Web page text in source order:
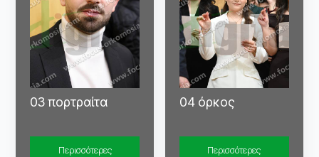
03 πορτραίτα
Περισσότερες
04 όρκος
Περισσότερες